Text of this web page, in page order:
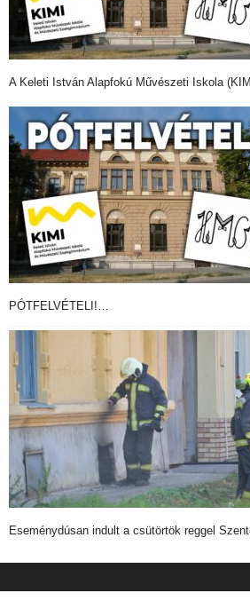
A Keleti István Alapfokú Művészeti Iskola
PÓTFELVÉTELI!…
Eseménydúsan indult a csütörtök reggel